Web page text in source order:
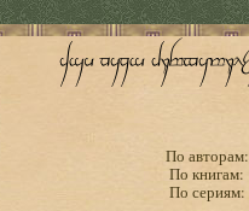
По авторам:
По книгам:
По сериям: